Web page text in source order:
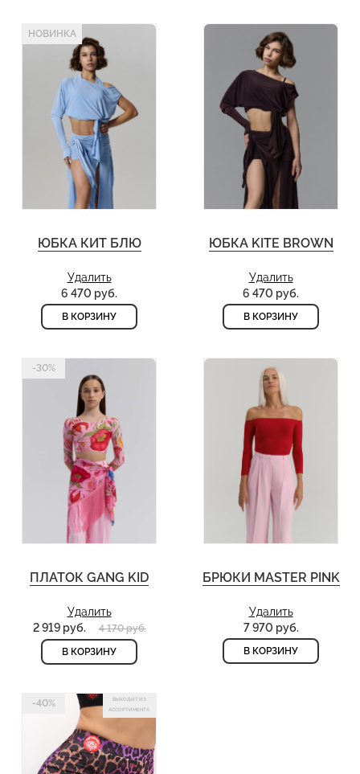
НОВИНКА
ЮБКА КИТ БЛЮ
Удалить
6 470 руб.
В КОРЗИНУ
ЮБКА KITE BROWN
Удалить
6 470 руб.
В КОРЗИНУ
-30%
ПЛАТОК GANG KID
Удалить
2 919 руб.
4 170 руб.
В КОРЗИНУ
БРЮКИ MASTER PINK
Удалить
7 970 руб.
В КОРЗИНУ
ВЫХОДИТ ИЗ
АССОРТИМЕНТА
-40%